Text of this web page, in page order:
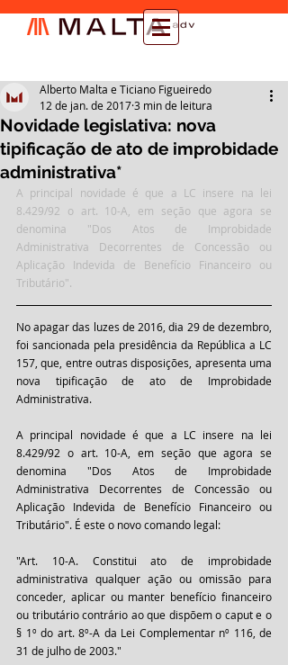
Novidade legislativa: nova
tipificação de ato de improbidade
administrativa*
Alberto Malta e Ticiano Figueiredo
12 de jan. de 20173 min de leitura
A principal novidade é que a LC insere na lei
8.429/92 o art. 10-A, em seção que agora se
denomina "Dos Atos de Improbidade
Administrativa Decorrentes de Concessão ou
Aplicação Indevida de Benefício Financeiro ou
Tributário".
No apagar das luzes de 2016, dia 29 de dezembro,
foi sancionada pela presidência da República a LC
157, que, entre outras disposições, apresenta uma
nova tipificação de ato de Improbidade
Administrativa.
A principal novidade é que a LC insere na lei
8.429/92 o art. 10-A, em seção que agora se
denomina "Dos Atos de Improbidade
Administrativa Decorrentes de Concessão ou
Aplicação Indevida de Benefício Financeiro ou
Tributário". É este o novo comando legal:
"Art. 10-A. Constitui ato de improbidade
administrativa qualquer ação ou omissão para
conceder, aplicar ou manter benefício financeiro
ou tributário contrário ao que dispõem o caput e o
§ 1º do art. 8º-A da Lei Complementar nº 116, de
31 de julho de 2003."